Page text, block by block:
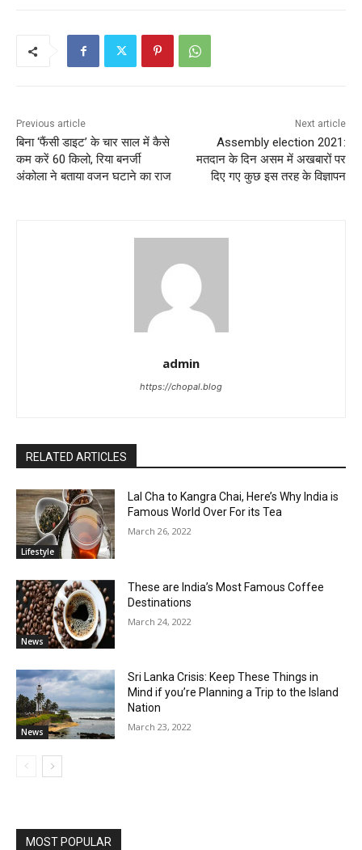
Previous article
बिना ‘फैंसी डाइट’ के चार साल में कैसे
कम करें 60 किलो, रिया बनर्जी
अंकोला ने बताया वजन घटाने का राज
Next article
Assembly election 2021:
मतदान के दिन असम में अखबारों पर
दिए गए कुछ इस तरह के विज्ञापन
admin
https://chopal.blog
RELATED ARTICLES
Lifestyle
Lal Cha to Kangra Chai, Here’s Why India is
Famous World Over For its Tea
March 26, 2022
News
These are India’s Most Famous Coffee
Destinations
March 24, 2022
News
Sri Lanka Crisis: Keep These Things in
Mind if you’re Planning a Trip to the Island
Nation
March 23, 2022
MOST POPULAR